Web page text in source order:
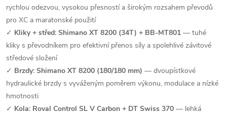
rychlou odezvou, vysokou přesností a širokým rozsahem převodů
pro XC a maratonské použití
✓ Kliky + střed: Shimano XT 8200 (34T) + BB-MT801 — tuhé
kliky s převodníkem pro efektivní přenos síly a spolehlivé závitové
středové složení
✓ Brzdy: Shimano XT 8200 (180/180 mm) — dvoupístkové
hydraulické brzdy s vyváženým poměrem výkonu, modulace a nízké
hmotnosti
✓ Kola: Roval Control SL V Carbon + DT Swiss 370 — lehká